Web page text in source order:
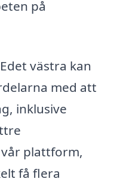
på
västra kan
med att
inklusive
plattform,
få flera